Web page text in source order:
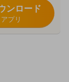
ンロード
プリ